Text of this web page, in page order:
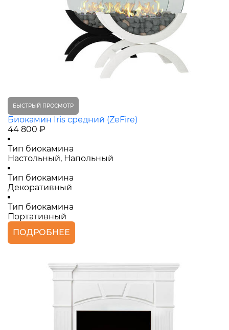
БЫСТРЫЙ ПРОСМОТР
Биокамин Iris средний (ZeFire)
44 800 ₽
Тип биокамина
Настольный, Напольный
Тип биокамина
Декоративный
Тип биокамина
Портативный
ПОДРОБНЕЕ